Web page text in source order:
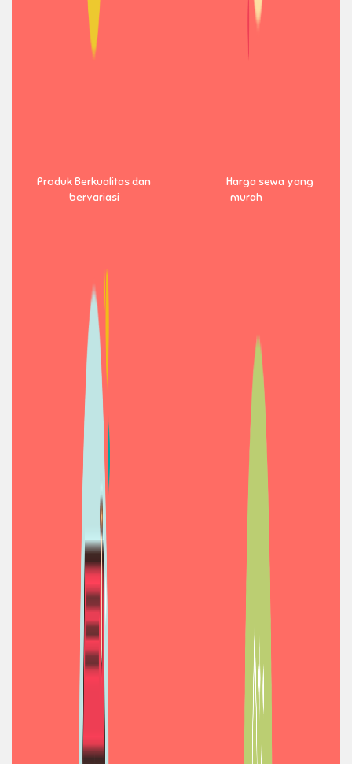
Produk Berkualitas dan
bervariasi
Harga sewa yang
murah